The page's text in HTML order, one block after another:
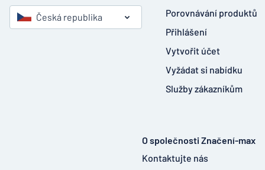
Česká republika
Porovnávání produktů
Přihlášení
Vytvořit účet
Vyžádat si nabídku
Služby zákazníkům
O společnosti Značení-max
Kontaktujte nás